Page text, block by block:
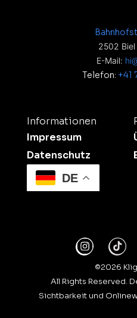
2502
E-Mail:
Telefon: +41
Informationen
Impressum
Datenschutz
DE
©2026
All Rights Reserved.
Sichtbarkeit und